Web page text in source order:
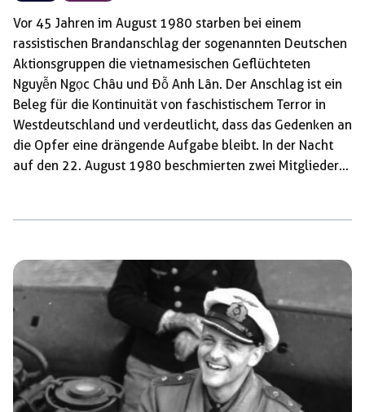
Vor 45 Jahren im August 1980 starben bei einem
rassistischen Brandanschlag der sogenannten Deutschen
Aktionsgruppen die vietnamesischen Geflüchteten
Nguyễn Ngọc Châu und Đỗ Anh Lân. Der Anschlag ist ein
Beleg für die Kontinuität von faschistischem Terror in
Westdeutschland und verdeutlicht, dass das Gedenken an
die Opfer eine drängende Aufgabe bleibt. In der Nacht
auf den 22. August 1980 beschmierten zwei Mitglieder
warfen sie drei Brandsätze durch ein Fenster. Durch das
Feuer starben die beiden vietnamesischen Geflüchteten
Nguyễn Ngọc Châu und Đỗ Anh Lân. Nachdem das
Gebäude […]